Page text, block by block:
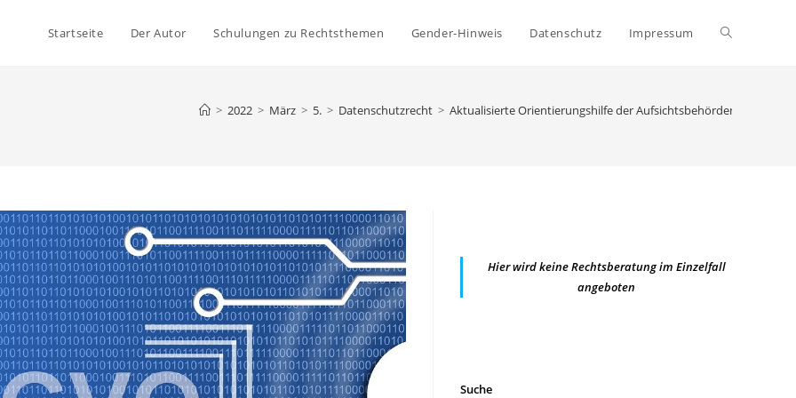
Startseite Der Autor Schulungen zu Rechtsthemen Gender-Hinweis Datenschutz Impressum Website-
> 2022 > März > 5. > Datenschutzrecht > Aktualisierte Orientierungshilfe der Aufsichtsbehörden zum
Hier wird keine Rechtsberatung im Einzelfall
angeboten
Suche